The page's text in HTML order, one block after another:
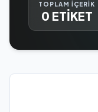
TOPLAM İÇERİK
0 ETİKET